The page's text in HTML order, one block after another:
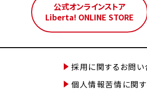
公式オンラインストア
Liberta! ONLINE STORE
採用に関するお問
個人情報苦情に関